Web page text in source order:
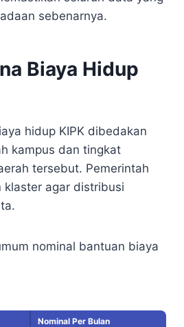
sebenarnya.
Biaya Hidup
hidup KIPK dibedakan
kampus dan tingkat
tersebut. Pemerintah
klaster agar distribusi
nominal bantuan biaya
Nominal Per Bulan